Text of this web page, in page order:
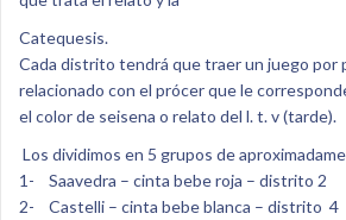
Catequesis.
Cada distrito tendrá que traer un juego por
relacionado con el prócer que le
el color de seisena o relato del l. t. v (tarde).
Los dividimos en 5 grupos de
1- Saavedra – cinta bebe roja – distrito 2
2- Castelli – cinta bebe blanca – distrito 4